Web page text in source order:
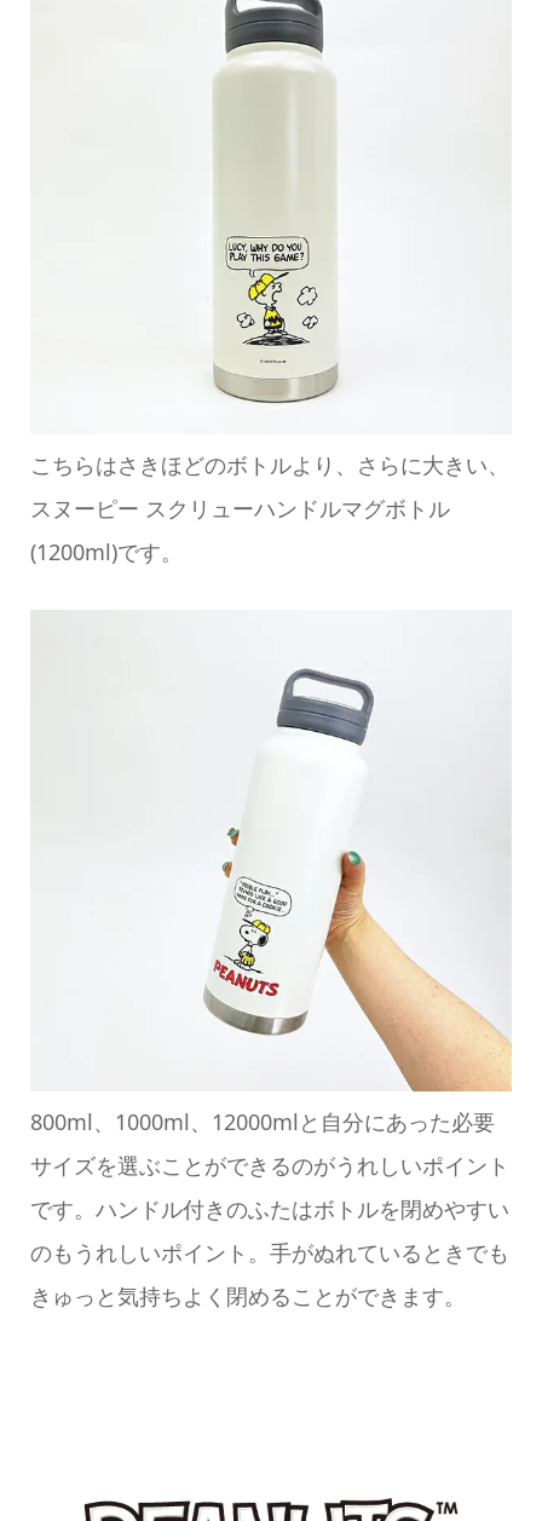
こちらはさきほどのボトルより、さらに大きい、
スヌーピー スクリューハンドルマグボトル
(1200ml)です。
800ml、1000ml、12000mlと自分にあった必要
サイズを選ぶことができるのがうれしいポイント
です。ハンドル付きのふたはボトルを閉めやすい
のもうれしいポイント。手がぬれているときでも
きゅっと気持ちよく閉めることができます。